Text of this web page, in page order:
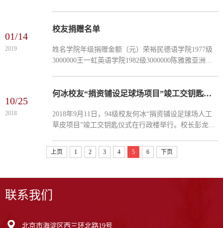
校友向学...
01/14
2019
校友捐赠名单
姓名学院年级捐赠金额（元）荣裕民德语学院1977级
3000000王一虹英语学院1982级3000000陈雅雅亚洲学
程慧玲德语学...
10/25
2018
何冰校友“捐资铺设足球场项目”竣工交钥匙仪式举行
​2018年9月11日，94级校友何冰“捐资铺设足球场人工
草皮项目”竣工交钥匙仪式在行政楼举行。校长彭龙、
本管理有限公司董事长何冰，国奥建设（北京）副总
裁单鸿英...
上页 1 2 3 4 5 6 下页
联系我们
北京市海淀区西三环北路19号